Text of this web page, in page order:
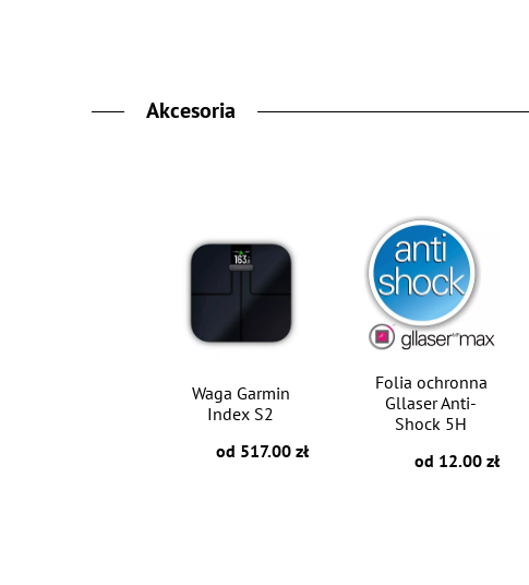
Akcesoria
Waga Garmin
Index S2
od 517.00 zł
Folia ochronna
Gllaser Anti-
Shock 5H
od 12.00 zł